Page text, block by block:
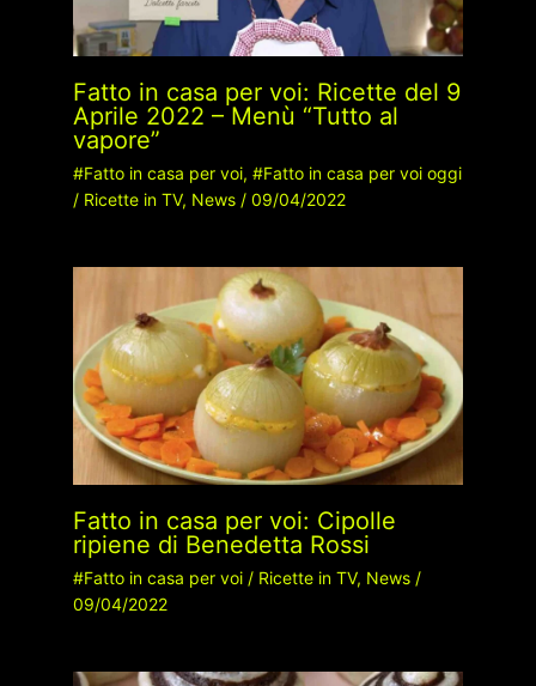
Fatto in casa per voi: Ricette del 9
Aprile 2022 – Menù “Tutto al
vapore”
#Fatto in casa per voi, #Fatto in casa per voi oggi
/ Ricette in TV, News/ 09/04/2022
Fatto in casa per voi: Cipolle
ripiene di Benedetta Rossi
#Fatto in casa per voi/ Ricette in TV, News/
09/04/2022